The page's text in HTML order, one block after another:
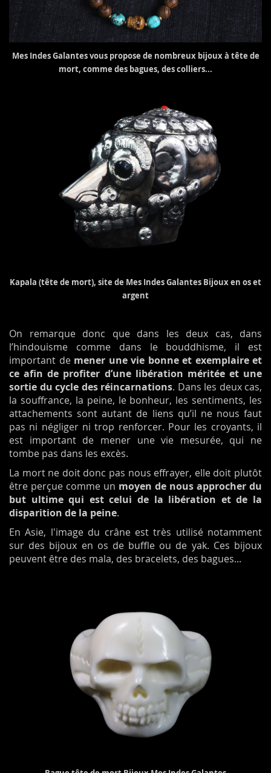
Mes Indes Galantes vous propose de nombreux bijoux à tête de
mort, comme des bagues, des colliers...
Kapala (tête de mort), site de Mes Indes Galantes Bijoux en os et
argent
On remarque donc que dans les deux cas, dans
l’hindouisme comme dans le bouddhisme, il est
important de mener une vie bonne et exemplaire et
ce afin de profiter d’une libération méritée et une
sortie du cycle des réincarnations. Dans les deux cas,
la souffrance, la peine, le bonheur, les sentiments, les
attachements sont autant de liens qu’il ne nous faut
pas ni négliger ni trop renforcer. Pour les croyants, il
est important de mener une vie mesurée, qui ne
tombe pas dans les excès.
La mort ne doit donc pas nous effrayer, elle doit plutôt
être perçue comme un moyen de nous approcher du
but ultime qui est celui de la libération et de la
disparition de la peine.
En Asie, l'image du crâne est très utilisé notamment
sur des bijoux en os de buffle ou de yak. Ces bijoux
peuvent être des mala, des bracelets, des bagues...